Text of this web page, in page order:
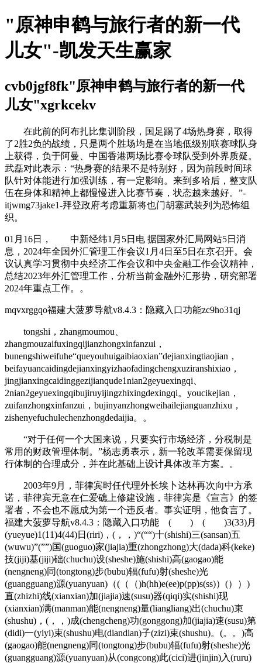
"原神申鹤与旅行者的新一代
儿女"-凯发天生赢家
cvb0jgf8fk"原神申鹤与旅行者的新一代
儿女"xgrkcekv
在此前的阿布扎比集训阶段，国足踢了4场热身赛，取得
了2胜2负的战绩，只是两个胜场均是在当地低级别联赛球队身
上获得，负于阿曼、中国香港两场比赛令球队受到外界质疑。
武磊对此表示：“热身赛的结果不是特别好，因为前段时间球
队针对体能进行加强训练，有一定影响。来到多哈后，整支队
伍在身体和精神上都慢慢进入比赛节奏，状态越来越好。”-
itjwmg73jake1-拜登政府考虑重新将也门胡塞武装列为恐怖组
织。
01月16日， 中新经纬1月5日电 据国家外汇局网站5日消
息，2024年全国外汇管理工作会议1月4日至5日在京召开。会
议认真学习贯彻中央经济工作会议和中央金融工作会议精神，
总结2023年外汇管理工作，分析当前金融外汇形势，研究部署
2024年重点工作。。
mqvxrggqo福建大菠萝导航v8.4.3：隐藏入口功能zc9ho31qj
tongshi，zhangmoumou、
zhangmouzaifuxingqijianzhongxinfanzui，
bunengshiweifuhe“queyouhuigaibiaoxian”dejianxingtiaojian，
beifayuancaidingdejianxingyizhaofadingchengxuziranshixiao，
jingjianxingcaidinggezijianqude1nian2geyuexingqi、
2nian2geyuexingqibujiruyijingzhixingdexingqi。youcikejian，
zuifanzhongxinfanzui，bujinyanzhongweihailejianguanzhixu，
zishenyefuchulechenzhongdedaijia。。
“对于任何一个大国来说，只要实行市场经济，分税制是
常用的财政管理体制。”杨志勇表示，新一轮改革需要保留现
行体制的合理成分，并在此基础上设计具体改革方案。。
2003年9月，菲律宾时任代理外长埃卜达林再次向中方承
诺，菲律宾无意在仁爱礁上修建设施，菲律宾是《宣言》的签
署者，不会也不愿成为第一个违反者。事实证明，他食言了。
福建大菠萝导航v8.4.3：隐藏入口功能 ( ) ( )3(33)月
(yueyue)1(11)4(44)日(riri)，(，，)“(““)十(shishi)三(sansan)五
(wuwu)”(””)国(guoguo)家(jiajia)重(zhongzhong)大(dada)科(keke)
技(jiji)基(jiji)础(chuchu)设(sheshe)施(shishi)高(gaogao)能
(nengneng)同(tongtong)步(bubu)辐(fufu)射(sheshe)光
(guangguang)源(yuanyuan)（(（（)h(hh)e(ee)p(pp)s(ss)）(））)
直(zhizhi)线(xianxian)加(jiajia)速(susu)器(qiqi)实(shishi)现
(xianxian)满(manman)能(nengneng)量(liangliang)出(chuchu)束
(shushu)，(，，)成(chengcheng)功(gonggong)加(jiajia)速(susu)第
(didi)一(yiyi)束(shushu)电(diandian)子(zizi)束(shushu)。(。。)高
(gaogao)能(nengneng)同(tongtong)步(bubu)辐(fufu)射(sheshe)光
(guangguang)源(yuanyuan)从(congcong)此(cici)进(jinjin)入(ruru)